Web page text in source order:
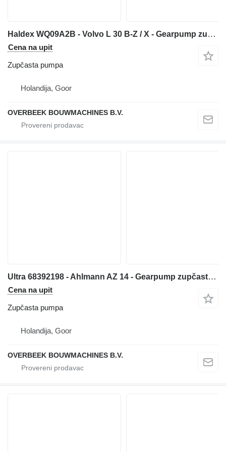
Haldex WQ09A2B - Volvo L 30 B-Z / X - Gearpump zupčasta pumpa za prednjeg utovarivača
Cena na upit
Zupčasta pumpa
Holandija, Goor
OVERBEEK BOUWMACHINES B.V.
Ultra 68392198 - Ahlmann AZ 14 - Gearpump zupčasta pumpa za prednjeg utovarivača
Cena na upit
Zupčasta pumpa
Holandija, Goor
OVERBEEK BOUWMACHINES B.V.